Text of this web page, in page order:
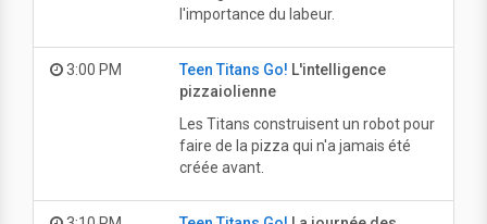
l'importance du labeur.
3:00 PM Teen Titans Go! L'intelligence
pizzaiolienne
Les Titans construisent un robot pour
faire de la pizza qui n'a jamais été
créée avant.